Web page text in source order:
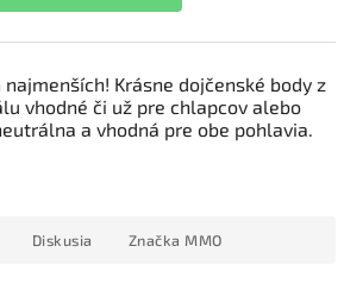
Krásne dojčenské body z
vhodné či už pre chlapcov alebo
a vhodná pre obe pohlavia.
Diskusia Značka MMO